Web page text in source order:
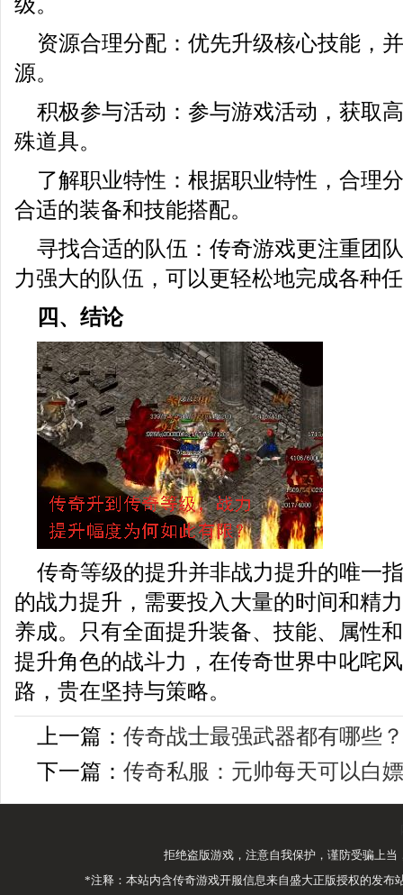
资源合理分配：优先升级核心技能，
源。
积极参与活动：参与游戏活动，获取
殊道具。
了解职业特性：根据职业特性，合理
合适的装备和技能搭配。
寻找合适的队伍：传奇游戏更注重团
力强大的队伍，可以更轻松地完成各种
四、结论
传奇等级的提升并非战力提升的唯一
的战力提升，需要投入大量的时间和精
养成。只有全面提升装备、技能、属性
提升角色的战斗力，在传奇世界中叱咤
路，贵在坚持与策略。
上一篇： 传奇战士最强武器都有哪些？
下一篇： 传奇私服：元帅每天可以白
拒绝盗版游戏，注意自我保护，谨防受骗上
*注释：本站内含传奇游戏开服信息来自盛大正版授权的发